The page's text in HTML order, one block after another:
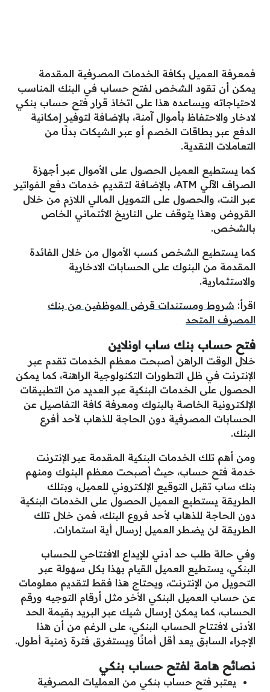
فمعرفة العميل بكافة الخدمات المصرفية المقدمة
يمكن أن تقود الشخص لفتح حساب في البنك المناسب
لاحتياجاته ويساعده هذا على اتخاذ قرار فتح حساب بنكي
لادخار والاحتفاظ بأموال آمنة، بالإضافة لتوفير إمكانية
الدفع عبر بطاقات الخصم أو عبر الشيكات بدلًا من
التعاملات النقدية.
كما يستطيع العميل الحصول على الأموال عبر أجهزة
الصراف الآلي ATM، بالإضافة لتقديم خدمات دفع الفواتير
عبر النت، والحصول على التمويل المالي اللازم من خلال
القروض وهذا يتوقف على التاريخ الائتماني الخاص
بالشخص.
كما يستطيع الشخص كسب الأموال من خلال الفائدة
المقدمة من البنوك على الحسابات الادخارية
والاستثمارية.
اقرأ: شروط ومستندات قرض الموظفين من بنك
المصرف المتحد
فتح حساب بنك ساب اونلاين
خلال الوقت الراهن أصبحت معظم الخدمات تقدم عبر
الإنترنت في ظل التطورات التكنولوجية الراهنة، كما يمكن
الحصول على الخدمات البنكية عبر العديد من التطبيقات
الإلكترونية الخاصة بالبنوك ومعرفة كافة التفاصيل عن
الحسابات المصرفية دون الحاجة للذهاب لأحد أفرع
البنك.
ومن أهم تلك الخدمات البنكية المقدمة عبر الإنترنت
خدمة فتح حساب، حيث أصبحت معظم البنوك ومنهم
بنك ساب تقبل التوقيع الإلكتروني للعميل، وبتلك
الطريقة يستطيع العميل الحصول على الخدمات البنكية
دون الحاجة للذهاب لأحد فروع البنك، فمن خلال تلك
الطريقة لن يضطر العميل إرسال أية استمارات.
وفي حالة طلب حد أدني للإيداع الافتتاحي للحساب
البنكي، يستطيع العميل القيام بهذا بكل سهولة عبر
التحويل من الإنترنت، ويحتاج هذا فقط لتقديم معلومات
عن حساب العميل البنكي الأخر مثل أرقام التوجيه ورقم
الحساب، كما يمكن إرسال شيك عبر البريد بقيمة الحد
الأدنى لافتتاح الحساب البنكي، على الرغم من أن هذا
الإجراء السابق يعد أقل أمانًا ويستغرق فترة زمنية أطول.
نصائح هامة لفتح حساب بنكي
يعتبر فتح حساب بنكي من العمليات المصرفية